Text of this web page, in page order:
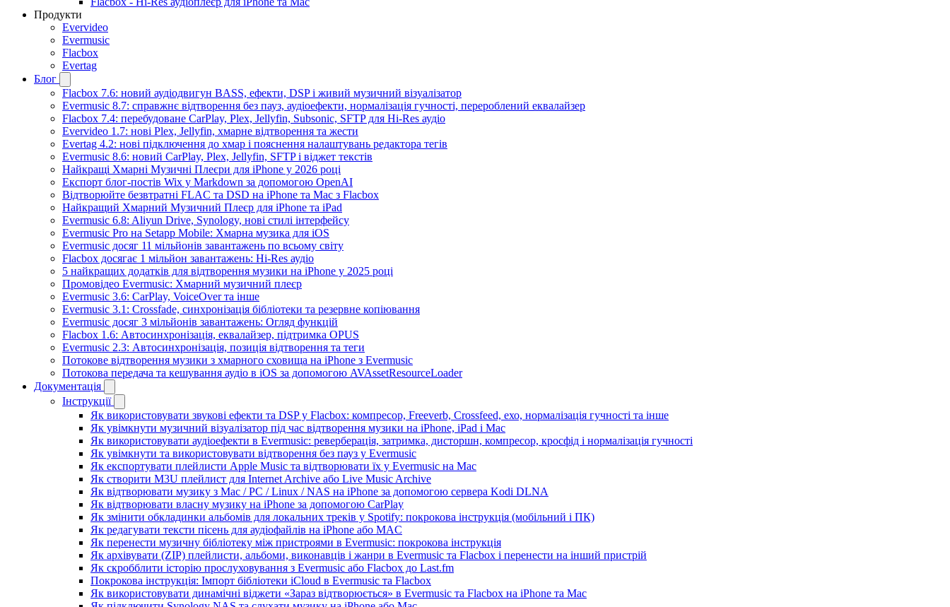
Продукти
Evervideo
Evermusic
Flacbox
Evertag
Блог
Flacbox 7.6: новий аудіодвигун BASS, ефекти, DSP і живий музичний візуалізатор
Evermusic 8.7: справжнє відтворення без пауз, аудіоефекти, нормалізація гучності, перероблений еквалайзер
Flacbox 7.4: перебудоване CarPlay, Plex, Jellyfin, Subsonic, SFTP для Hi-Res аудіо
Evervideo 1.7: нові Plex, Jellyfin, хмарне відтворення та жести
Evertag 4.2: нові підключення до хмар і пояснення налаштувань редактора тегів
Evermusic 8.6: новий CarPlay, Plex, Jellyfin, SFTP і віджет текстів
Найкращі Хмарні Музичні Плеєри для iPhone у 2026 році
Експорт блог-постів Wix у Markdown за допомогою OpenAI
Відтворюйте безвтратні FLAC та DSD на iPhone та Mac з Flacbox
Найкращий Хмарний Музичний Плеєр для iPhone та iPad
Evermusic 6.8: Aliyun Drive, Synology, нові стилі інтерфейсу
Evermusic Pro на Setapp Mobile: Хмарна музика для iOS
Evermusic досяг 11 мільйонів завантажень по всьому світу
Flacbox досягає 1 мільйон завантажень: Hi-Res аудіо
5 найкращих додатків для відтворення музики на iPhone у 2025 році
Промовідео Evermusic: Хмарний музичний плеєр
Evermusic 3.6: CarPlay, VoiceOver та інше
Evermusic 3.1: Crossfade, синхронізація бібліотеки та резервне копіювання
Evermusic досяг 3 мільйонів завантажень: Огляд функцій
Flacbox 1.6: Автосинхронізація, еквалайзер, підтримка OPUS
Evermusic 2.3: Автосинхронізація, позиція відтворення та теги
Потокове відтворення музики з хмарного сховища на iPhone з Evermusic
Потокова передача та кешування аудіо в iOS за допомогою AVAssetResourceLoader
Документація
Інструкції
Як використовувати звукові ефекти та DSP у Flacbox: компресор, Freeverb, Crossfeed, ехо, нормалізація гучності та інше
Як увімкнути музичний візуалізатор під час відтворення музики на iPhone, iPad і Mac
Як використовувати аудіоефекти в Evermusic: реверберація, затримка, дисторшн, компресор, кросфід і нормалізація гучності
Як увімкнути та використовувати відтворення без пауз у Evermusic
Як експортувати плейлисти Apple Music та відтворювати їх у Evermusic на Mac
Як створити M3U плейлист для Internet Archive або Live Music Archive
Як відтворювати музику з Mac / PC / Linux / NAS на iPhone за допомогою сервера Kodi DLNA
Як відтворювати власну музику на iPhone за допомогою CarPlay
Як змінити обкладинки альбомів для локальних треків у Spotify: покрокова інструкція (мобільний і ПК)
Як редагувати тексти пісень для аудіофайлів на iPhone або MAC
Як перенести музичну бібліотеку між пристроями в Evermusic: покрокова інструкція
Як архівувати (ZIP) плейлисти, альбоми, виконавців і жанри в Evermusic та Flacbox і перенести на інший пристрій
Як скробблити історію прослуховування з Evermusic або Flacbox до Last.fm
Покрокова інструкція: Імпорт бібліотеки iCloud в Evermusic та Flacbox
Як використовувати динамічні віджети «Зараз відтворюється» в Evermusic та Flacbox на iPhone та Mac